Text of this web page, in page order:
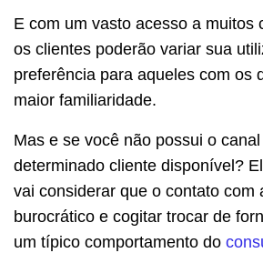
E com um vasto acesso a muitos
os clientes poderão variar sua
preferência para aqueles com os
maior familiaridade.
Mas e se você não possui o
determinado cliente disponível?
vai considerar que o contato com
burocrático e cogitar trocar de
um típico comportamento do